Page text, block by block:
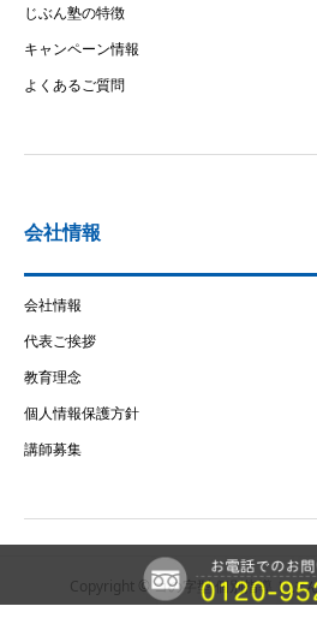
じぶん塾の特徴
キャンペーン情報
よくあるご質問
会社情報
会社情報
代表ご挨拶
教育理念
個人情報保護方針
講師募集
Copyright © コの字型 個別指導 じぶ